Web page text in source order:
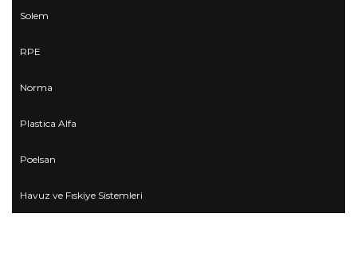
Solem
RPE
Norma
Plastica Alfa
Poelsan
Havuz ve Fıskiye Sistemleri